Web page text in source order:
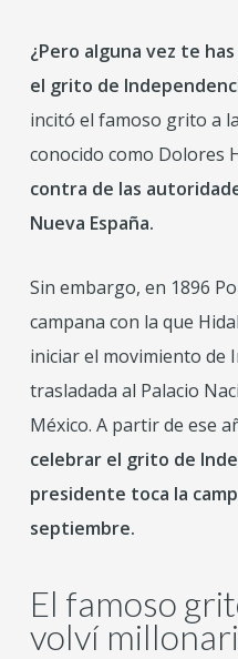
¿Pero alguna vez te
el grito de
incitó el famoso grito a
conocido como Dolores
contra de las
Nueva España.
Sin embargo, en 1896
campana con la que
iniciar el movimiento de
trasladada al Palacio
México. A partir de ese
celebrar el grito de
presidente toca la
septiembre.
El famoso
volví